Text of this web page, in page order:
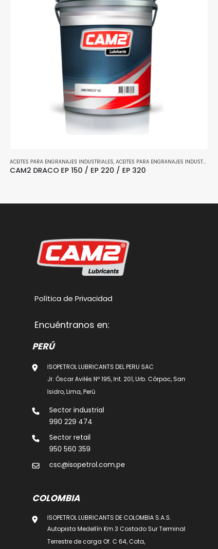
MULTIGRADO DIESEL,MINERÍA Y CONSTRUCCIÓN, PESQUERÍA,TRANSPORTE PESADO
MINERALES MULTIGRADO DIESEL,LUBRICANTES MINERALES MULTIGRADO
ACEITES PARA ENGRANAJES INDUSTRIALES, ACEITES PARA ENGRANAJES INDUSTRIALES
CAM2 DRACO EP 150 / EP 220 / EP 320
Política de Privacidad
Encuéntranos en:
PERÚ
ISOPETROL LUBRICANTS DEL PERU SAC
Jr. Óscar Avilés Nº 195, Int. 201, Urb. Córpac, San
Isidro, Lima, Perú
Sector industrial
990 229 474
Sector retail
950 560 359
csc@isopetrol.com.pe
COLOMBIA
ISOPETROL LUBRICANTS DE COLOMBIA S.A.S.
Autopista Medellín Km 3 Costado Sur Terminal
Terrestre de carga Of. C 64, Cota,